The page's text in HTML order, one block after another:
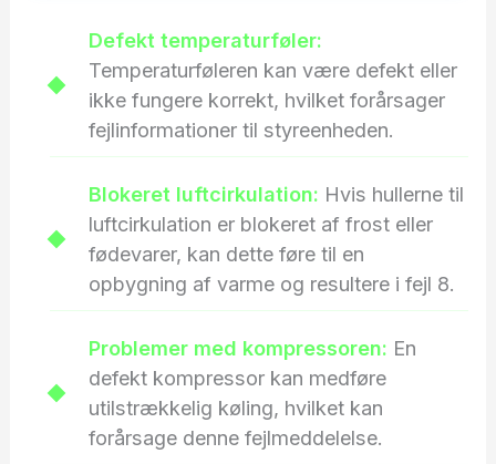
Defekt temperaturføler:
Temperaturføleren kan være defekt eller
ikke fungere korrekt, hvilket forårsager
fejlinformationer til styreenheden.
Blokeret luftcirkulation: Hvis hullerne til
luftcirkulation er blokeret af frost eller
fødevarer, kan dette føre til en
opbygning af varme og resultere i fejl 8.
Problemer med kompressoren: En
defekt kompressor kan medføre
utilstrækkelig køling, hvilket kan
forårsage denne fejlmeddelelse.